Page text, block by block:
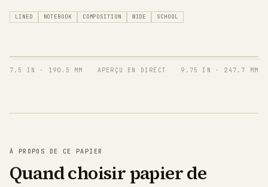
LINED NOTEBOOK COMPOSITION WIDE SCHOOL
7.5 IN · 190.5 MM APERÇU EN DIRECT 9.75 IN · 247.7 MM
À PROPOS DE CE PAPIER
Quand choisir papier de